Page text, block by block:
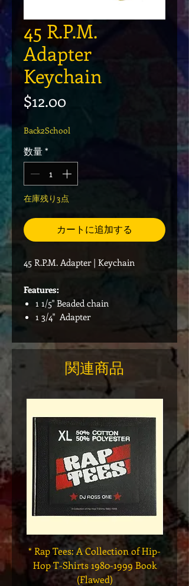
45 R.P.M.
Adapter
Keychain
$12.00価格
Back2School
数量*
在庫残り3点
カートに追加する
45 R.P.M. Adapter | Keychain
Features:
1 1/5" Beaded chain
1 3/4" Adapter
関連商品
* Rap Tees: A Collection of Hip-
Hop T-Shirts 1980-1999 Book
(Flawed)
Has